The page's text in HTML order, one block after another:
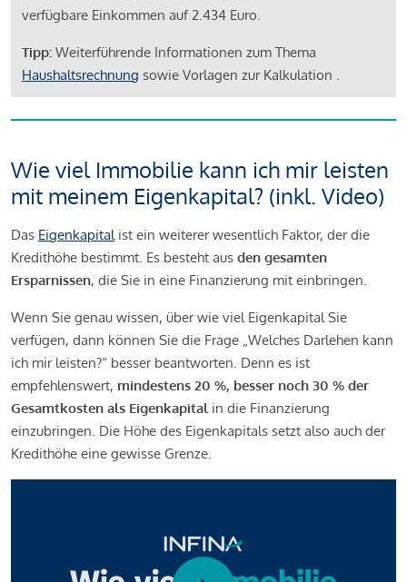
verfügbare Einkommen auf 2.434 Euro.
Tipp: Weiterführende Informationen zum Thema
Haushaltsrechnung sowie Vorlagen zur Kalkulation .
Wie viel Immobilie kann ich mir leisten
mit meinem Eigenkapital? (inkl. Video)
Das Eigenkapitalist ein weiterer wesentlich Faktor, der die
Kredithöhe bestimmt. Es besteht aus den gesamten
Ersparnissen, die Sie in eine Finanzierung mit einbringen.
Wenn Sie genau wissen, über wie viel Eigenkapital Sie
verfügen, dann können Sie die Frage „Welches Darlehen kann
ich mir leisten?“ besser beantworten. Denn es ist
empfehlenswert, mindestens 20 %, besser noch 30 % der
Gesamtkosten als Eigenkapital in die Finanzierung
einzubringen. Die Höhe des Eigenkapitals setzt also auch der
Kredithöhe eine gewisse Grenze.